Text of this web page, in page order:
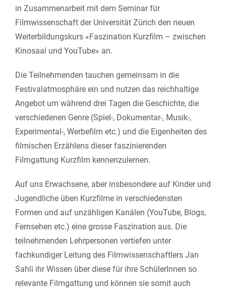
in Zusammenarbeit mit dem Seminar für
Filmwissenschaft der Universität Zürich den neuen
Weiterbildungskurs «Faszination Kurzfilm – zwischen
Kinosaal und YouTube» an.
Die Teilnehmenden tauchen gemeinsam in die
Festivalatmosphäre ein und nutzen das reichhaltige
Angebot um während drei Tagen die Geschichte, die
verschiedenen Genre (Spiel-, Dokumentar-, Musik-,
Experimental-, Werbefilm etc.) und die Eigenheiten des
filmischen Erzählens dieser faszinierenden
Filmgattung Kurzfilm kennenzulernen.
Auf uns Erwachsene, aber insbesondere auf Kinder und
Jugendliche üben Kurzfilme in verschiedensten
Formen und auf unzähligen Kanälen (YouTube, Blogs,
Fernsehen etc.) eine grosse Faszination aus. Die
teilnehmenden Lehrpersonen vertiefen unter
fachkundiger Leitung des Filmwissenschaftlers Jan
Sahli ihr Wissen über diese für ihre SchülerInnen so
relevante Filmgattung und können sie somit auch